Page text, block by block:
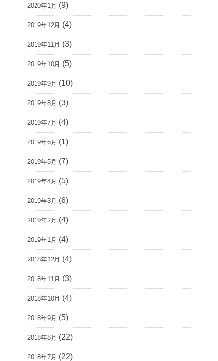
2020年1月 (9)
2019年12月 (4)
2019年11月 (3)
2019年10月 (5)
2019年9月 (10)
2019年8月 (3)
2019年7月 (4)
2019年6月 (1)
2019年5月 (7)
2019年4月 (5)
2019年3月 (6)
2019年2月 (4)
2019年1月 (4)
2018年12月 (4)
2018年11月 (3)
2018年10月 (4)
2018年9月 (5)
2018年8月 (22)
2018年7月 (22)